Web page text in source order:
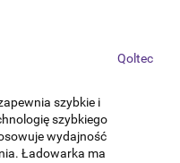
Qoltec
szybkie i
szybkiego
wydajność
Ładowarka ma